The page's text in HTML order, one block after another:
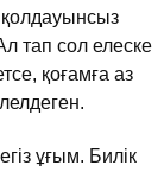
тап сол елеске
қоғамға аз
ұғым. Билiк